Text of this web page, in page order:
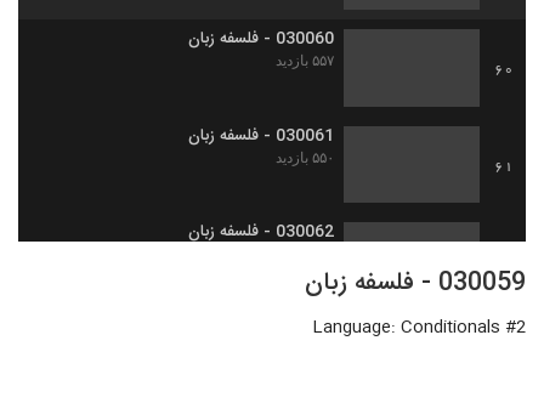
60
030060 - فلسفه زبان
۵۵۷ بازدید
61
030061 - فلسفه زبان
۵۵۰ بازدید
030062 - فلسفه زبان
030063 - فلسفه زبان
030059 - فلسفه زبان
Language: Conditionals #2